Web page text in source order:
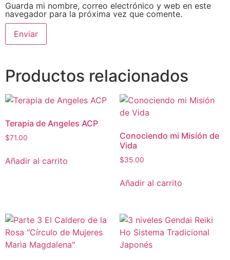
Guarda mi nombre, correo electrónico y web en este
navegador para la próxima vez que comente.
Productos relacionados
Terapia de Angeles ACP
$71.00
Añadir al carrito
Conociendo mi Misión de
Vida
$35.00
Añadir al carrito